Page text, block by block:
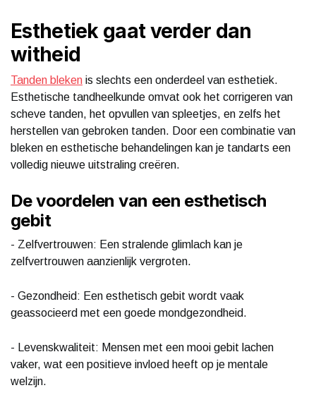
Esthetiek gaat verder dan
witheid
Tanden bleken is slechts een onderdeel van esthetiek.
Esthetische tandheelkunde omvat ook het corrigeren van
scheve tanden, het opvullen van spleetjes, en zelfs het
herstellen van gebroken tanden. Door een combinatie van
bleken en esthetische behandelingen kan je tandarts een
volledig nieuwe uitstraling creëren.
De voordelen van een esthetisch
gebit
- Zelfvertrouwen: Een stralende glimlach kan je
zelfvertrouwen aanzienlijk vergroten.
- Gezondheid: Een esthetisch gebit wordt vaak
geassocieerd met een goede mondgezondheid.
- Levenskwaliteit: Mensen met een mooi gebit lachen
vaker, wat een positieve invloed heeft op je mentale
welzijn.